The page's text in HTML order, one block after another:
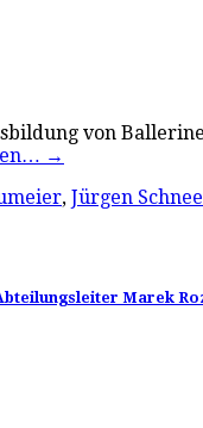
von
→
, Jürgen
Marek